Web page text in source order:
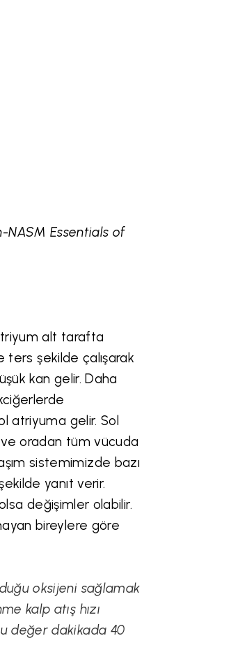
Essentials of
alt tarafta
ters şekilde çalışarak
kan gelir. Daha
atriyuma gelir. Sol
ve oradan tüm vücuda
sistemimizde bazı
yanıt verir.
olsa değişimler olabilir.
bireylere göre
oksijeni sağlamak
kalp atış hızı
değer dakikada 40